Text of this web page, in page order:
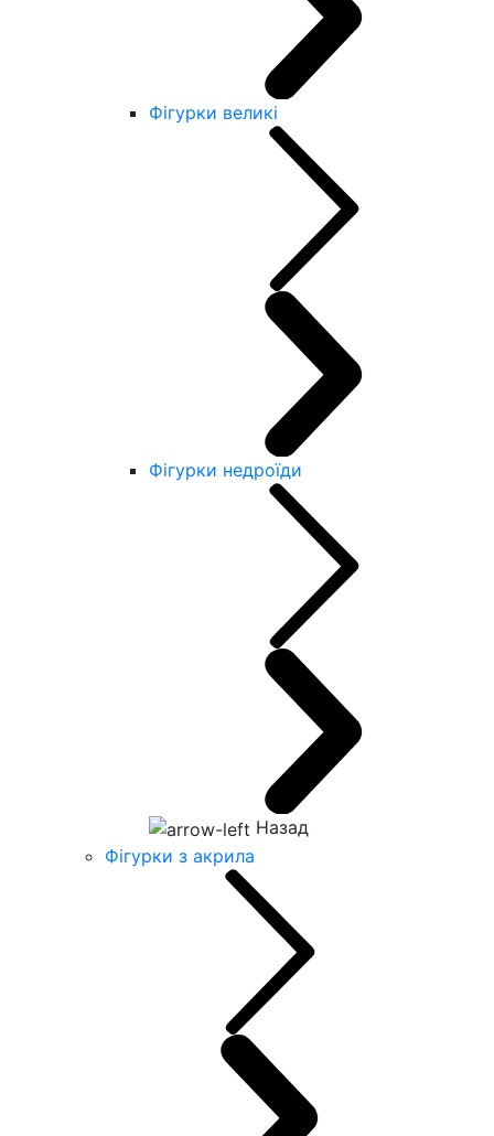
Фігурки великі
Фігурки недроїди
Назад
Фігурки з акрила